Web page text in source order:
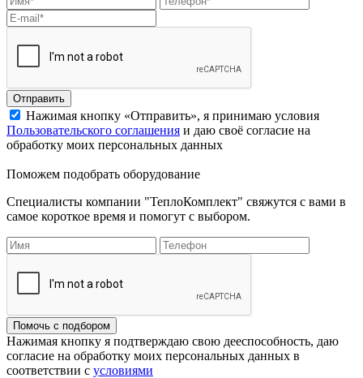
Отправить
Нажимая кнопку «Отправить», я принимаю условия
Пользовательского соглашения и даю своё согласие на
обработку моих персональных данных
Поможем подобрать оборудование
Специалисты компании "ТеплоКомплект" свяжутся с вами в
самое короткое время и помогут с выбором.
Помочь с подбором
Нажимая кнопку я подтверждаю свою дееспособность, даю
согласие на обработку моих персональных данных в
соответствии с условиями